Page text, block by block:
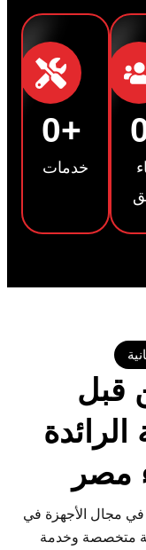
خدمات
0
قبل
مصر
مجال الأجهزة في
وخدمة